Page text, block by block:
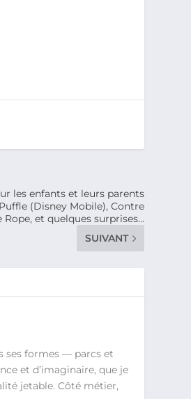
les enfants et leurs parents
(Disney Mobile), Contre
et quelques surprises…
SUIVANT
ses formes — parcs et
et d’imaginaire, que je
jetable. Côté métier,